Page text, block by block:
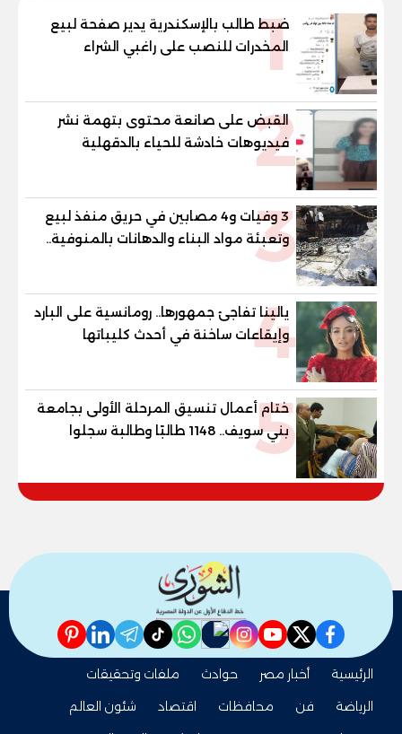
1
ضبط طالب بالإسكندرية يدير صفحة لبيع
المخدرات للنصب على راغبي الشراء
2
القبض على صانعة محتوى بتهمة نشر
فيديوهات خادشة للحياء بالدقهلية
3
3 وفيات و4 مصابين في حريق منفذ لبيع
وتعبئة مواد البناء والدهانات بالمنوفية..
والمحافظ يتابع من موقع الحادث
4
يالينا تفاجئ جمهورها.. رومانسية على البارد
وإيقاعات ساخنة في أحدث كليباتها
5
ختام أعمال تنسيق المرحلة الأولى بجامعة
بني سويف.. 1148 طالبًا وطالبة سجلوا
رغباتهم
facebook
twitter
youtube
instagram
nabd
whatsapp
tiktok
telegram
linkedin
pinterest
الرئيسية أخبار مصر حوادث
ملفات وتحقيقات
الرياضة
فن محافظات اقتصاد
شئون العالم